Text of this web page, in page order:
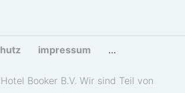
impressum cookies und
Booker B.V. Wir sind Teil von